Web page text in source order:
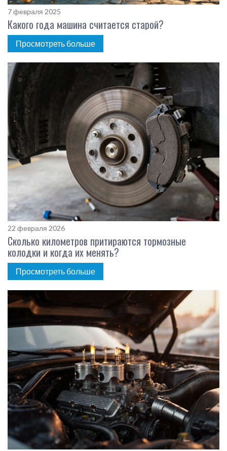
7 февраля 2025
Какого года машина считается старой?
Просмотреть больше
22 февраля 2026
Сколько километров притираются тормозные
колодки и когда их менять?
Просмотреть больше